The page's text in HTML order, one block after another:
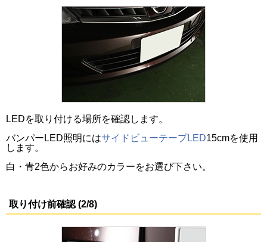
LEDを取り付ける場所を確認します。
バンパーLED照明にはサイドビューテープLED15cmを使用
します。
白・青2色からお好みのカラーをお選び下さい。
取り付け前確認 (2/8)